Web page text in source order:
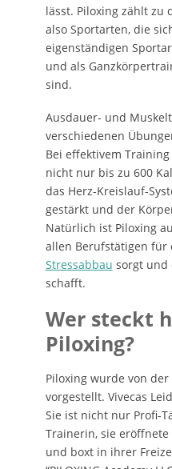
lässt. Piloxing zählt zu
also Sportarten, die
eigenständigen
und als
sind.
Ausdauer- und
verschiedenen
Bei effektivem
nicht nur bis zu 600
das Herz-Kreislauf-
gestärkt und der
Natürlich ist Piloxing
allen Berufstätigen für
Stressabbau sorgt und
schafft.
Wer steckt
Piloxing?
Piloxing wurde von der
vorgestellt. Vivecas
Sie ist nicht nur Profi-
Trainerin, sie
und boxt in ihrer